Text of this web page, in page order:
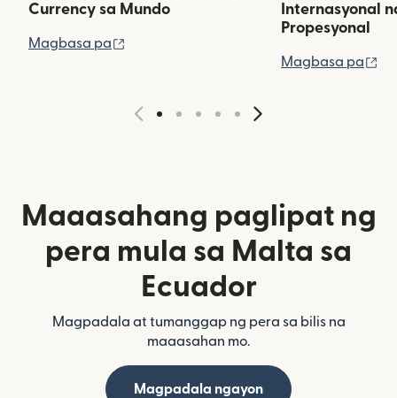
Currency sa Mundo
Magbasa pa (bubukas sa bagong window)
Internasyonal
Propesyonal
Magbasa pa
Maaasahang paglipat ng
pera mula sa Malta sa
Ecuador
Magpadala at tumanggap ng pera sa bilis na
maaasahan mo.
Magpadala ngayon